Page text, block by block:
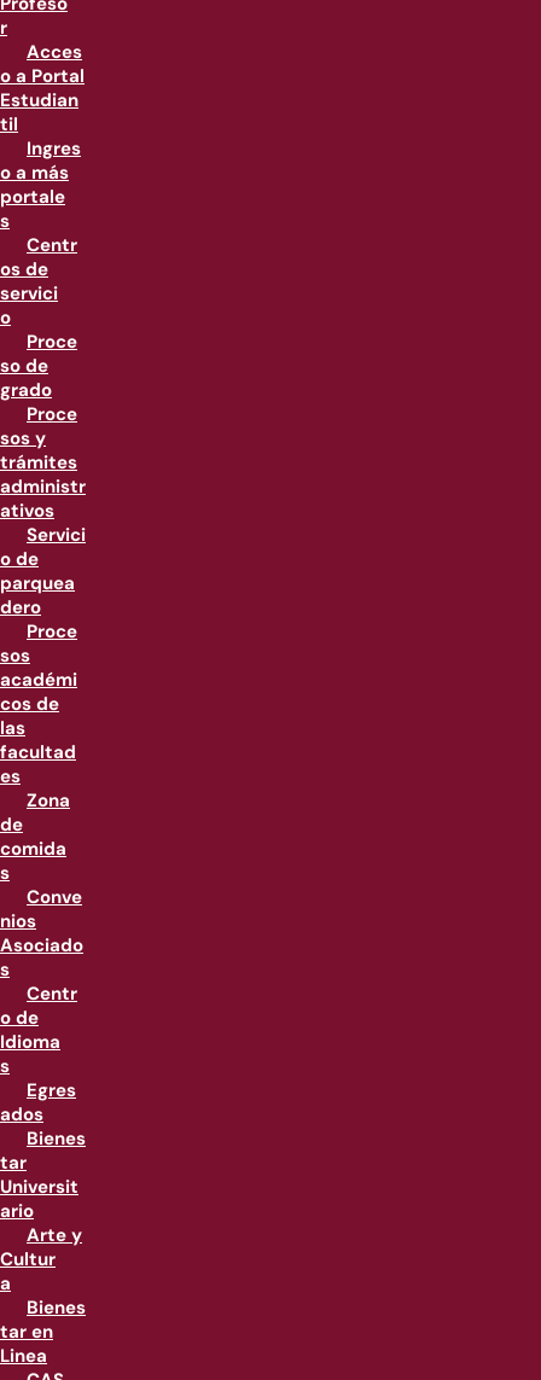
r
Acces
o a Portal
Estudian
til
Ingres
o a más
portale
s
Centr
os de
servici
o
Proce
so de
grado
Proce
sos y
trámites
administr
ativos
Servici
o de
parquea
dero
Proce
sos
académi
cos de
las
facultad
es
Zona
de
comida
s
Conve
nios
Asociado
s
Centr
o de
Idioma
s
Egres
ados
Bienes
tar
Universit
ario
Arte y
Cultur
a
Bienes
tar en
Linea